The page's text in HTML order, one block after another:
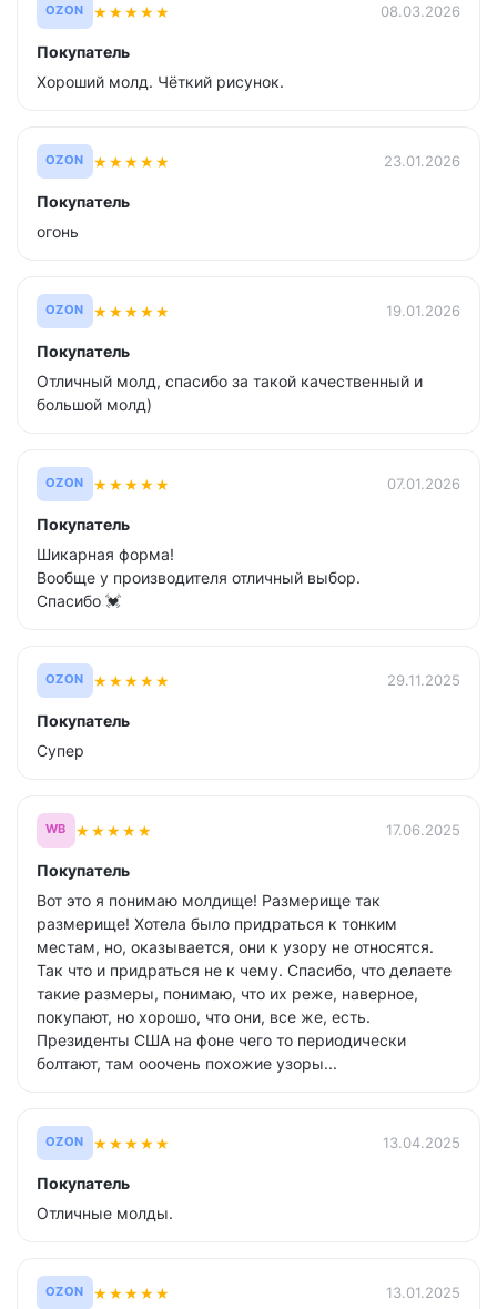
OZON ★★★★★ 08.03.2026
Покупатель
Хороший молд. Чёткий рисунок.
OZON ★★★★★ 23.01.2026
Покупатель
огонь
OZON ★★★★★ 19.01.2026
Покупатель
Отличный молд, спасибо за такой качественный и
большой молд)
OZON ★★★★★ 07.01.2026
Покупатель
Шикарная форма!
Вообще у производителя отличный выбор.
Спасибо 💓
OZON ★★★★★ 29.11.2025
Покупатель
Супер
WB ★★★★★ 17.06.2025
Покупатель
Вот это я понимаю молдище! Размерище так
размерище! Хотела было придраться к тонким
местам, но, оказывается, они к узору не относятся.
Так что и придраться не к чему. Спасибо, что делаете
такие размеры, понимаю, что их реже, наверное,
покупают, но хорошо, что они, все же, есть.
Президенты США на фоне чего то периодически
болтают, там ооочень похожие узоры...
OZON ★★★★★ 13.04.2025
Покупатель
Отличные молды.
OZON ★★★★★ 13.01.2025